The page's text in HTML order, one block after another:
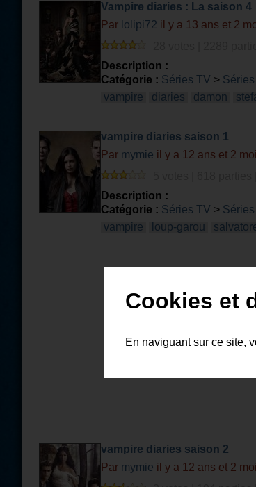
Vampire diaries : La saison 4
Par lolipi72 il y a 13 ans et 2
Description :
Catégorie : Séries TV >
vampire
diaries damon
vampire diaries saison 1
Par mymie il y a 12 ans et 2
Description :
Catégorie : Séries TV >
vampire
loup-garou
vampire diaries saison 2
Par mymie il y a 12 ans et 2
Cookies et
En naviguant sur ce site,